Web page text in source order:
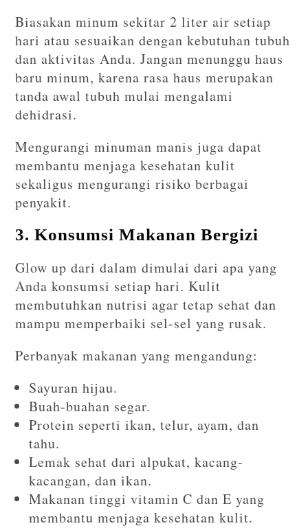
Biasakan minum sekitar 2 liter air setiap
hari atau sesuaikan dengan kebutuhan tubuh
dan aktivitas Anda. Jangan menunggu haus
baru minum, karena rasa haus merupakan
tanda awal tubuh mulai mengalami
dehidrasi.
Mengurangi minuman manis juga dapat
membantu menjaga kesehatan kulit
sekaligus mengurangi risiko berbagai
penyakit.
3. Konsumsi Makanan Bergizi
Glow up dari dalam dimulai dari apa yang
Anda konsumsi setiap hari. Kulit
membutuhkan nutrisi agar tetap sehat dan
mampu memperbaiki sel-sel yang rusak.
Perbanyak makanan yang mengandung:
Sayuran hijau.
Buah-buahan segar.
Protein seperti ikan, telur, ayam, dan
tahu.
Lemak sehat dari alpukat, kacang-
kacangan, dan ikan.
Makanan tinggi vitamin C dan E yang
membantu menjaga kesehatan kulit.